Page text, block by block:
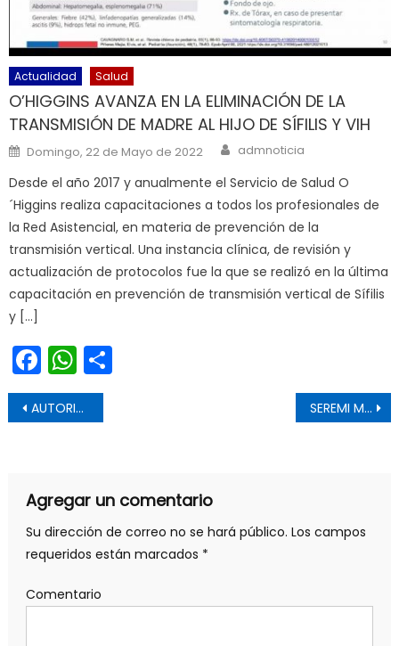
Actualidad Salud
O’HIGGINS AVANZA EN LA ELIMINACIÓN DE LA
TRANSMISIÓN DE MADRE AL HIJO DE SÍFILIS Y VIH
Posted on
Domingo, 22 de Mayo de 2022 Author
admnoticia
Desde el año 2017 y anualmente el Servicio de Salud O
´Higgins realiza capacitaciones a todos los profesionales de
la Red Asistencial, en materia de prevención de la
transmisión vertical. Una instancia clínica, de revisión y
actualización de protocolos fue la que se realizó en la última
capacitación en prevención de transmisión vertical de Sífilis
y […]
Facebook
WhatsApp
Navegación de entradas
AUTORIDADES DE SALUD ENTREGAN RECOMENDACIONES ANTE LA PRESENCIA DE HUMO PRODUCTO DE LOS INCENDIOS FORESTALES SEREMI MOP O’HIGGINS REALIZÓ INSPECCIÓN A LAS OBRAS DE PAVIMENTACIÓN DE LA CARRETERA EL COBRE.
Agregar un comentario
Su dirección de correo no se hará público. Los campos
requeridos están marcados *
Comentario